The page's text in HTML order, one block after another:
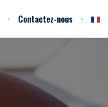
Contactez-nous